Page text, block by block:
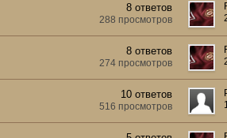
8 ответов
288 просмотров
8 ответов
274 просмотров
10 ответов
516 просмотров